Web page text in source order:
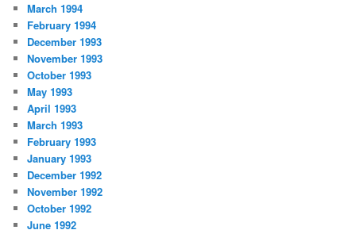
March 1994
February 1994
December 1993
November 1993
October 1993
May 1993
April 1993
March 1993
February 1993
January 1993
December 1992
November 1992
October 1992
June 1992